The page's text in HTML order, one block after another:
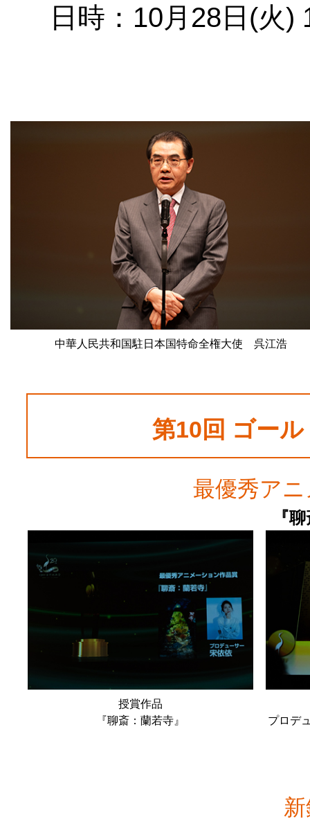
日時：10月28日(火)
中華人民共和国駐日本国特命全権大使 呉江浩
第10回 ゴー
最優秀ア
『
授賞作品
『聊斎：蘭若寺』
プロデ